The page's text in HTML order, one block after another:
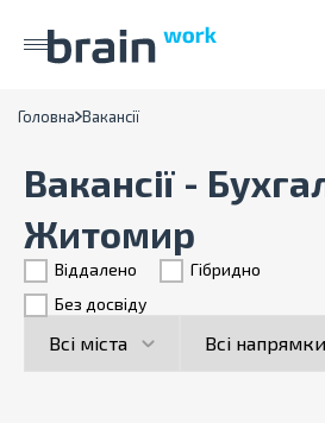
Головна Вакансії
Вакансії -
Житомир
Віддалено
Гiбридно
Без досвіду